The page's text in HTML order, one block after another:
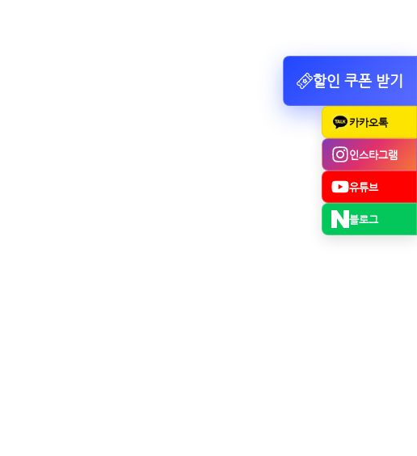
할인 쿠폰 받기
카카오톡
인스타그램
유튜브
블로그